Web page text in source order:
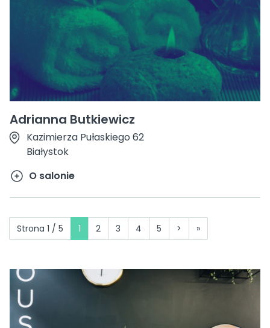
Adrianna Butkiewicz
Kazimierza Pułaskiego 62
Białystok
O salonie
Strona 1 / 5 1 2 3 4 5 > »